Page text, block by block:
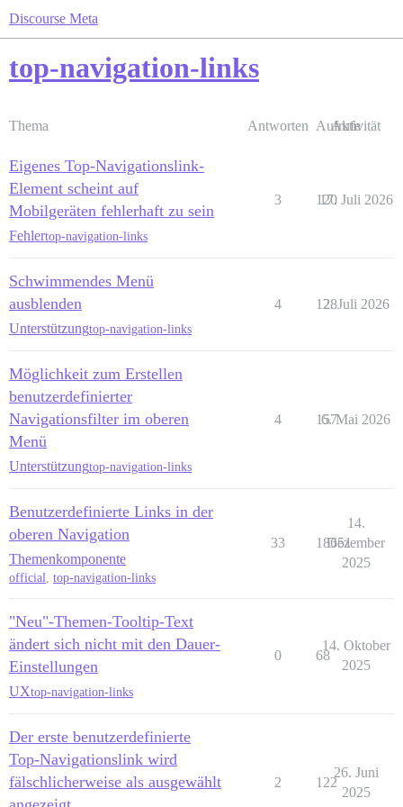
Discourse Meta
top-navigation-links
Thema Antworten Aufrufe
Aktivität
Eigenes Top-Navigationslink-
Element scheint auf
Mobilgeräten fehlerhaft zu sein
Fehlertop-navigation-links
3 120
17. Juli 2026
Schwimmendes Menü
ausblenden
Unterstützungtop-navigation-links
4 128
2. Juli 2026
Möglichkeit zum Erstellen
benutzerdefinierter
Navigationsfilter im oberen
Menü
Unterstützungtop-navigation-links
4 157
6. Mai 2026
Benutzerdefinierte Links in der
oberen Navigation
Themenkomponente
official, top-navigation-links
33 18651
14.
Dezember
2025
"Neu"-Themen-Tooltip-Text
ändert sich nicht mit den Dauer-
Einstellungen
UXtop-navigation-links
0 68
14. Oktober
2025
Der erste benutzerdefinierte
Top-Navigationslink wird
fälschlicherweise als ausgewählt
2 122
26. Juni
2025